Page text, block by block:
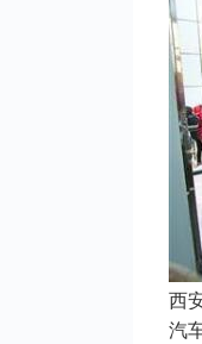
西
汽